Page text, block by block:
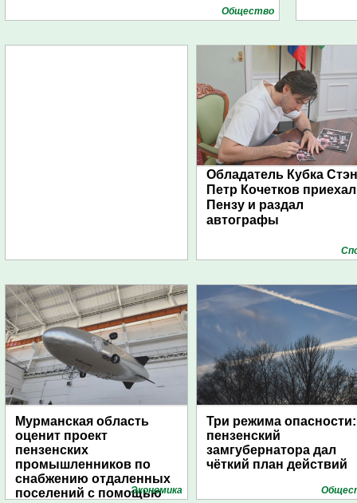
Общество
Обладатель Кубка
Петр Кочетков
Пензу и раздал
автографы
Мурманская область
оценит проект
пензенских
промышленников по
снабжению отдаленных
поселений с помощью
Экономика
Три режима опасности:
пензенский
замгубернатора дал
чёткий план действий